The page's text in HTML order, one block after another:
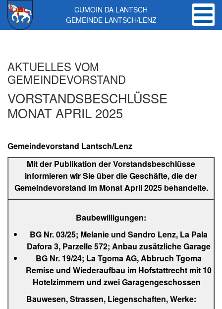
Skip to main content
CUMOIN DA LANTSCH
GEMEINDE LANTSCH/LENZ
AKTUELLES VOM
GEMEINDEVORSTAND
VORSTANDSBESCHLÜSSE
MONAT APRIL 2025
Gemeindevorstand Lantsch/Lenz
Mit der Publikation der Vorstandsbeschlüsse
informieren wir Sie über die Geschäfte, die der
Gemeindevorstand im Monat April 2025 behandelte.
Baubewilligungen:
BG Nr. 03/25; Melanie und Sandro Lenz, La Pala
Dafora 3, Parzelle 572; Anbau zusätzliche Garage
BG Nr. 19/24; La Tgoma AG, Abbruch Tgoma
Remise und Wiederaufbau im Hofstattrecht mit 10
Hotelzimmern und zwei Garagengeschossen
Bauwesen, Strassen, Liegenschaften, Werke: